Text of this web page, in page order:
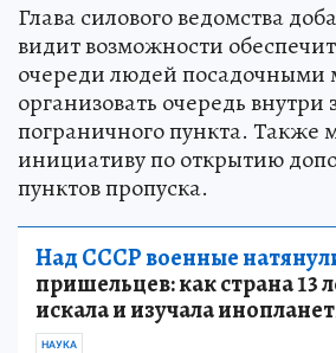
Глава силового ведомства
видит возможности
очереди людей посадочными
организовать очередь внутри
пограничного пункта. Также
инициативу по открытию
пунктов пропуска.
Над СССР военные
пришельцев: как страна 13
искала и изучала
НАУКА